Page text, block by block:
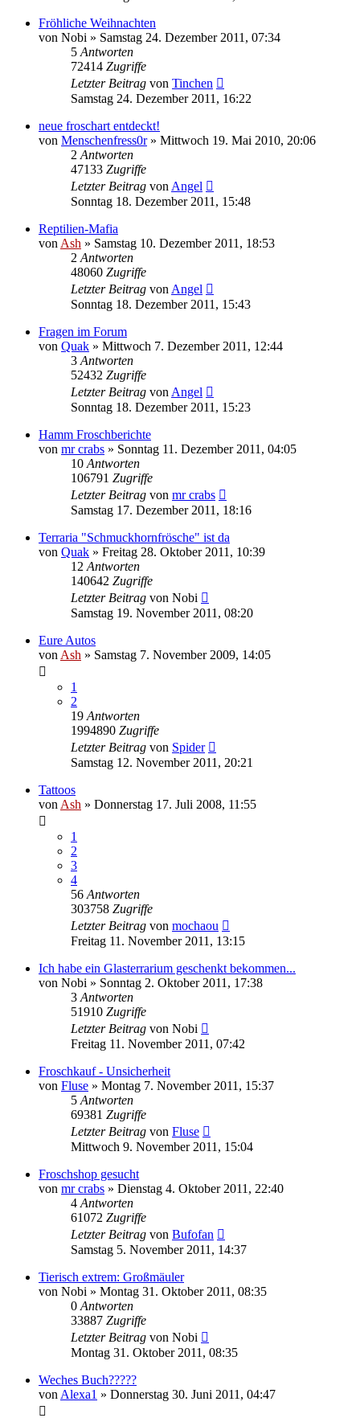
Fröhliche Weihnachten
von Nobi » Samstag 24. Dezember 2011, 07:34
5 Antworten
72414 Zugriffe
Letzter Beitrag von Tinchen
Samstag 24. Dezember 2011, 16:22
neue froschart entdeckt!
von Menschenfress0r» Mittwoch 19. Mai 2010, 20:06
2 Antworten
47133 Zugriffe
Letzter Beitrag von Angel
Sonntag 18. Dezember 2011, 15:48
Reptilien-Mafia
von Ash » Samstag 10. Dezember 2011, 18:53
2 Antworten
48060 Zugriffe
Letzter Beitrag von Angel
Sonntag 18. Dezember 2011, 15:43
Fragen im Forum
von Quak » Mittwoch 7. Dezember 2011, 12:44
3 Antworten
52432 Zugriffe
Letzter Beitrag von Angel
Sonntag 18. Dezember 2011, 15:23
Hamm Froschberichte
von mr crabs » Sonntag 11. Dezember 2011, 04:05
10 Antworten
106791 Zugriffe
Letzter Beitrag von mr crabs
Samstag 17. Dezember 2011, 18:16
Terraria "Schmuckhornfrösche" ist da
von Quak » Freitag 28. Oktober 2011, 10:39
12 Antworten
140642 Zugriffe
Letzter Beitrag von Nobi
Samstag 19. November 2011, 08:20
Eure Autos
von Ash » Samstag 7. November 2009, 14:05
1
2
19 Antworten
1994890 Zugriffe
Letzter Beitrag von Spider
Samstag 12. November 2011, 20:21
Tattoos
von Ash » Donnerstag 17. Juli 2008, 11:55
1
2
3
4
56 Antworten
303758 Zugriffe
Letzter Beitrag von mochaou
Freitag 11. November 2011, 13:15
Ich habe ein Glasterrarium geschenkt bekommen...
von Nobi » Sonntag 2. Oktober 2011, 17:38
3 Antworten
51910 Zugriffe
Letzter Beitrag von Nobi
Freitag 11. November 2011, 07:42
Froschkauf - Unsicherheit
von Fluse » Montag 7. November 2011, 15:37
5 Antworten
69381 Zugriffe
Letzter Beitrag von Fluse
Mittwoch 9. November 2011, 15:04
Froschshop gesucht
von mr crabs » Dienstag 4. Oktober 2011, 22:40
4 Antworten
61072 Zugriffe
Letzter Beitrag von Bufofan
Samstag 5. November 2011, 14:37
Tierisch extrem: Großmäuler
von Nobi » Montag 31. Oktober 2011, 08:35
0 Antworten
33887 Zugriffe
Letzter Beitrag von Nobi
Montag 31. Oktober 2011, 08:35
Weches Buch?????
von Alexa1 » Donnerstag 30. Juni 2011, 04:47